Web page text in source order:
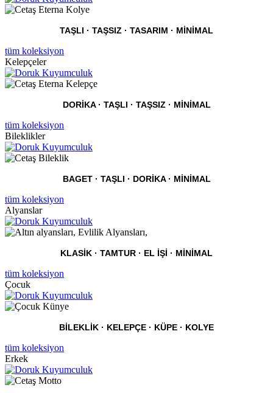
TAŞLI · TAŞSIZ · TASARIM · MİNİMAL
tüm koleksiyon
Kelepçeler
DORIKA · TAŞLI · TAŞSIZ · MİNİMAL
tüm koleksiyon
Bileklikler
BAGET · TAŞLI · DORIKA · MINIMAL
tüm koleksiyon
Alyanslar
KLASIK · TAMTUR · EL IŞI · MINIMAL
tüm koleksiyon
Çocuk
BILEKLIK · KELEPÇE · KÜPE · KOLYE
tüm koleksiyon
Erkek